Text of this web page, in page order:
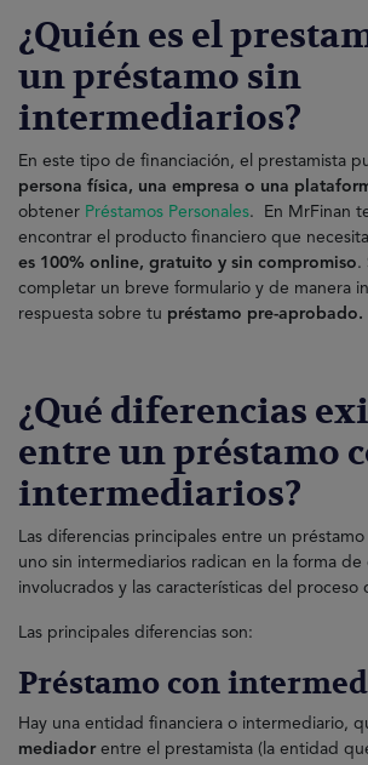
¿Quién es el
un préstamo sin
intermediarios?
En este tipo de financiación, el prestamista
persona física, una empresa o una
obtener Préstamos Personales. En MrFinan
encontrar el producto financiero que
es 100% online, gratuito y sin compromiso.
completar un breve formulario y de manera
respuesta sobre tu préstamo pre-aprobado.
¿Qué diferencias
entre un préstamo
intermediarios?
Las diferencias principales entre un
uno sin intermediarios radican en la forma de
involucrados y las características del proceso
Las principales diferencias son:
Préstamo con
Hay una entidad financiera o intermediario,
mediadorentre el prestamista (la entidad